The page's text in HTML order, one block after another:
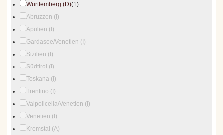
Württemberg (D)(1)
Abruzzen (I)
Apulien (I)
Gardasee/Venetien (I)
Sizilien (I)
Südtirol (I)
Toskana (I)
Trentino (I)
Valpolicella/Venetien (I)
Venetien (I)
Kremstal (A)